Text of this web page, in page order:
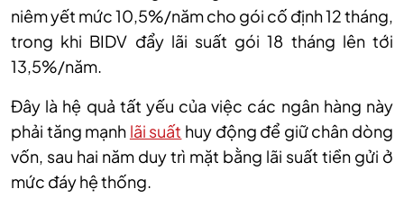
niêm yết mức 10,5%/năm cho gói cố định 12 tháng,
trong khi BIDV đẩy lãi suất gói 18 tháng lên tới
13,5%/năm.
Đây là hệ quả tất yếu của việc các ngân hàng này
phải tăng mạnh lãi suất huy động để giữ chân dòng
vốn, sau hai năm duy trì mặt bằng lãi suất tiền gửi ở
mức đáy hệ thống.